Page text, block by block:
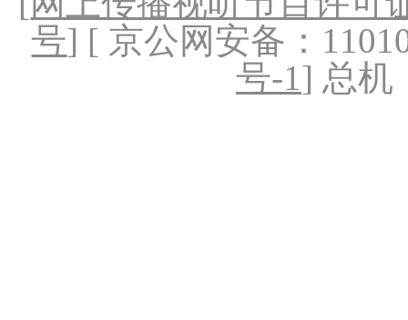
号] [ 京公网安备：
号-1] 总机